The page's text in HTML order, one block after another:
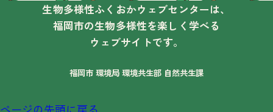
生物多様性ふくおかウェブセンターは、
福岡市の生物多様性を楽しく学べる
ウェブサイトです。
福岡市 環境局 環境共生部 自然共生課